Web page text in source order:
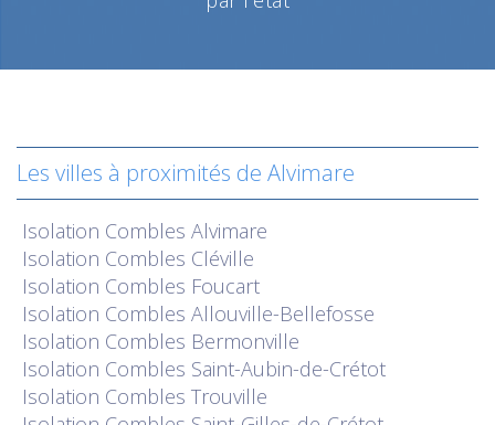
Les villes à proximités de Alvimare
Isolation Combles Alvimare
Isolation Combles Cléville
Isolation Combles Foucart
Isolation Combles Allouville-Bellefosse
Isolation Combles Bermonville
Isolation Combles Saint-Aubin-de-Crétot
Isolation Combles Trouville